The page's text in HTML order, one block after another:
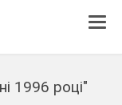
1996 році"